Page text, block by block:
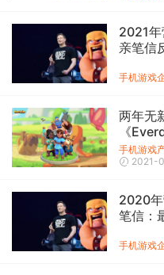
2021
亲笔信
手机游戏
两年无
《
手机游戏
2021-
2020
笔信：
手机游戏